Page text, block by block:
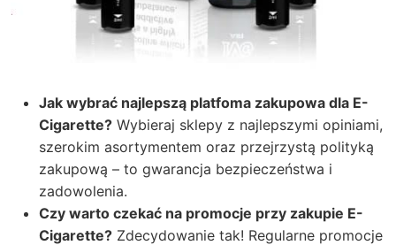
Jak wybrać najlepszą platfoma zakupowa dla E-
Cigarette? Wybieraj sklepy z najlepszymi opiniami,
szerokim asortymentem oraz przejrzystą polityką
zakupową – to gwarancja bezpieczeństwa i
zadowolenia.
Czy warto czekać na promocje przy zakupie E-
Cigarette? Zdecydowanie tak! Regularne promocje